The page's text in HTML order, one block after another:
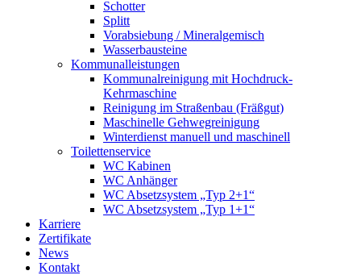
Schotter
Splitt
Vorabsiebung / Mineralgemisch
Wasserbausteine
Kommunalleistungen
Kommunalreinigung mit Hochdruck-
Kehrmaschine
Reinigung im Straßenbau (Fräßgut)
Maschinelle Gehwegreinigung
Winterdienst manuell und maschinell
Toilettenservice
WC Kabinen
WC Anhänger
WC Absetzsystem „Typ 2+1“
WC Absetzsystem „Typ 1+1“
Karriere
Zertifikate
News
Kontakt